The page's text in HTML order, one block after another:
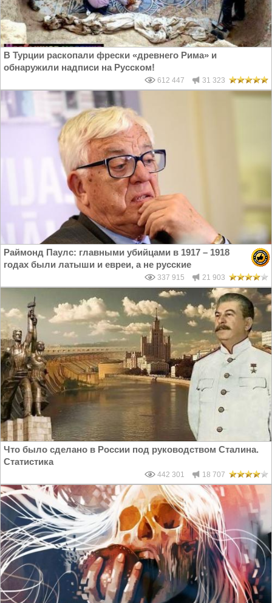
В Турции раскопали фрески «древнего Рима» и
обнаружили надписи на Русском!
612 447 31 323
Раймонд Паулс: главными убийцами в 1917 – 1918
годах были латыши и евреи, а не русские
337 915 21 903
Что было сделано в России под руководством Сталина.
Статистика
442 301 18 707